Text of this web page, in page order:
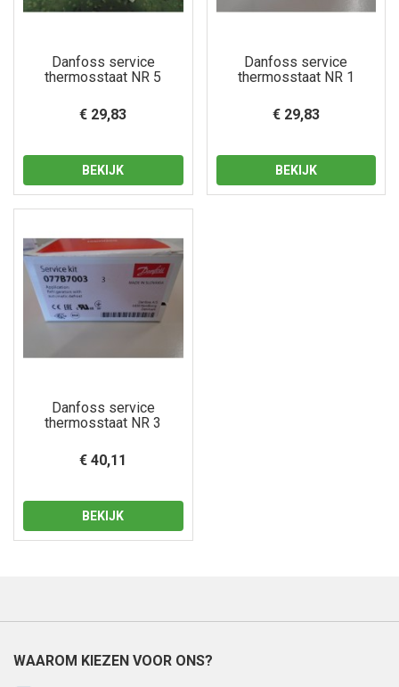
Danfoss service
thermosstaat NR 5
€ 29,83
BEKIJK
Danfoss service
thermosstaat NR 1
€ 29,83
BEKIJK
Danfoss service
thermosstaat NR 3
€ 40,11
BEKIJK
WAAROM KIEZEN VOOR ONS?